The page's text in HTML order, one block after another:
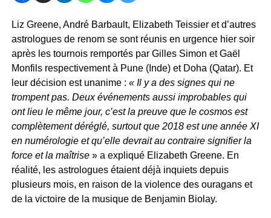
Liz Greene, André Barbault, Elizabeth Teissier et d’autres
astrologues de renom se sont réunis en urgence hier soir
après les tournois remportés par Gilles Simon et Gaël
Monfils respectivement à Pune (Inde) et Doha (Qatar). Et
leur décision est unanime : « Il y a des signes qui ne
trompent pas. Deux événements aussi improbables qui
ont lieu le même jour, c’est la preuve que le cosmos est
complètement déréglé, surtout que 2018 est une année XI
en numérologie et qu’elle devrait au contraire signifier la
force et la maîtrise» a expliqué Elizabeth Greene. En
réalité, les astrologues étaient déjà inquiets depuis
plusieurs mois, en raison de la violence des ouragans et
de la victoire de la musique de Benjamin Biolay.